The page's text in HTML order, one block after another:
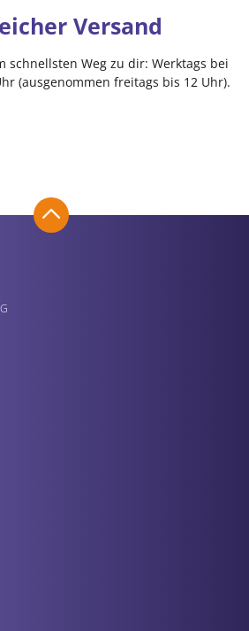
Versand
schnellsten Weg zu dir: Werktags bei
(ausgenommen freitags bis 12 Uhr).